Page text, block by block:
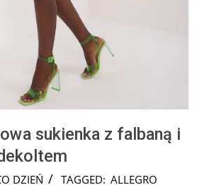
sukienka z falbaną i
DZIEŃ TAGGED: ALLEGRO